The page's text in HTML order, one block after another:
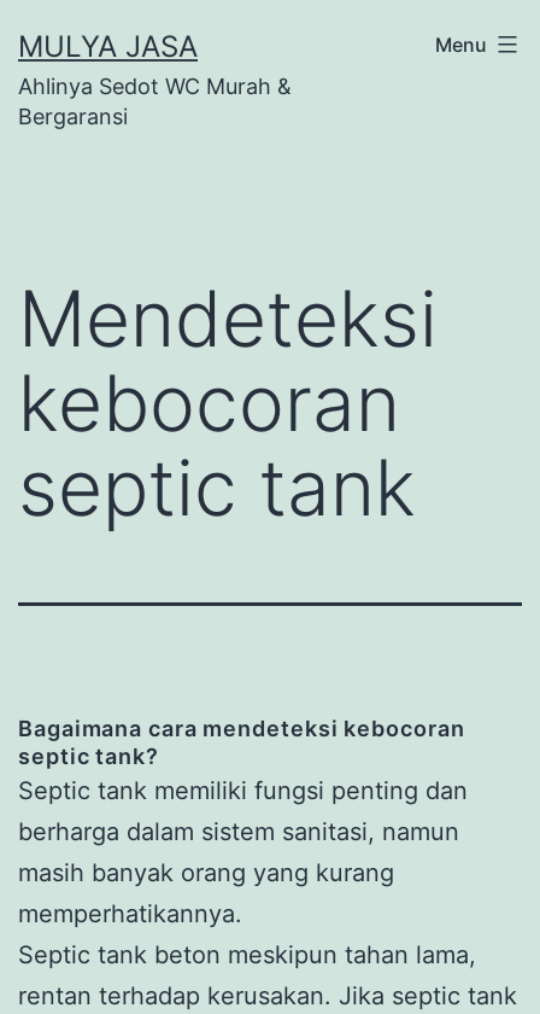
to
content
MULYA JASA
Ahlinya Sedot WC Murah &
Bergaransi
Menu
Mendeteksi
kebocoran
septic tank
Bagaimana cara mendeteksi kebocoran
septic tank?
Septic tank memiliki fungsi penting dan
berharga dalam sistem sanitasi, namun
masih banyak orang yang kurang
memperhatikannya.
Septic tank beton meskipun tahan lama,
rentan terhadap kerusakan. Jika septic tank